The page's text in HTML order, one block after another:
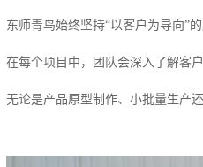
东师青鸟始终坚持“以客户为导向”的
在每个项目中，团队会深入了解客
无论是产品原型制作、小批量生产